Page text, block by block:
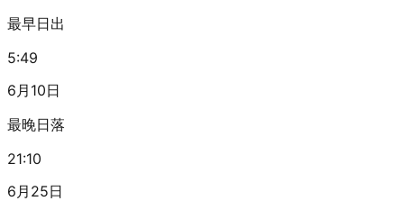
最早日出
5:49
6月10日
最晚日落
21:10
6月25日